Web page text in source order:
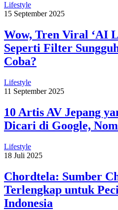
Lifestyle
15 September 2025
Wow, Tren Viral ‘AI
Seperti Filter
Coba?
Lifestyle
11 September 2025
10 Artis AV Jepang
Dicari di Google,
Lifestyle
18 Juli 2025
Chordtela: Sumber
Terlengkap untuk
Indonesia